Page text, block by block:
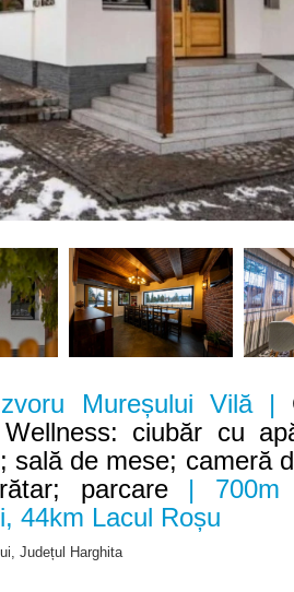
Mureșului Vilă |
Wellness: ciubăr cu
sală de mese; cameră
parcare| 700m
44km Lacul Roșu
Județul Harghita